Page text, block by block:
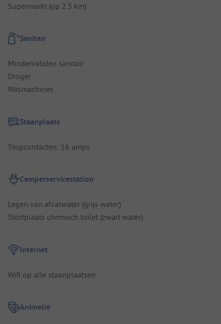
Supermarkt (op 2.3 km)
Sanitair
Mindervaliden sanitair
Droger
Wasmachines
Staanplaats
Stopcontacten: 16 amps
Camperservicestation
Legen van afvalwater (grijs water)
Stortplaats chemisch toilet (zwart water)
Internet
Wifi op alle staanplaatsen
Animatie